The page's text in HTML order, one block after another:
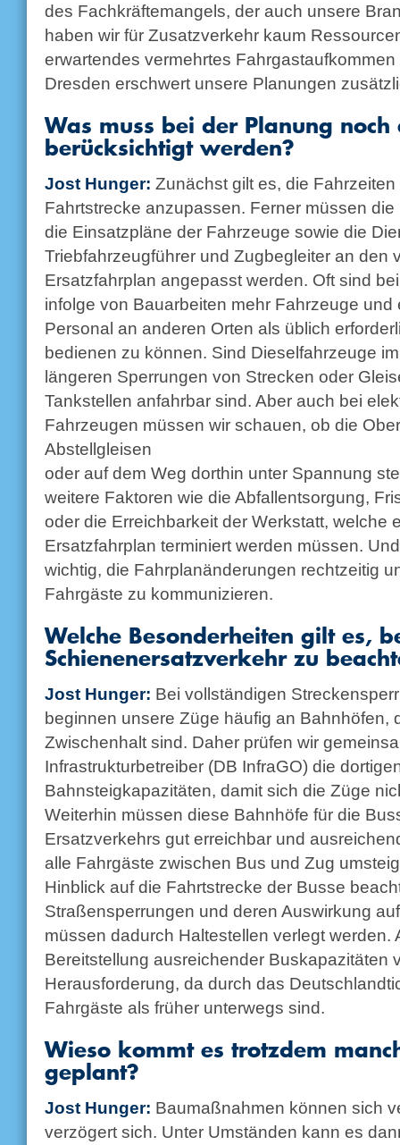
des Fachkräftemangels, der auch unsere
haben wir für Zusatzverkehr kaum
erwartendes vermehrtes
Dresden erschwert unsere Planungen
Was muss bei der Planung noch
berücksichtigt werden?
Jost Hunger: Zunächst gilt es, die
Fahrtstrecke anzupassen. Ferner müssen
die Einsatzpläne der Fahrzeuge sowie die
Triebfahrzeugführer und Zugbegleiter an den
Ersatzfahrplan angepasst werden. Oft sind
infolge von Bauarbeiten mehr Fahrzeuge
Personal an anderen Orten als üblich
bedienen zu können. Sind Dieselfahrzeuge
längeren Sperrungen von Strecken oder
Tankstellen anfahrbar sind. Aber auch bei
Fahrzeugen müssen wir schauen, ob die
Abstellgleisen
oder auf dem Weg dorthin unter Spannung
weitere Faktoren wie die Abfallentsorgung,
oder die Erreichbarkeit der Werkstatt, welche
Ersatzfahrplan terminiert werden müssen.
wichtig, die Fahrplanänderungen rechtzeitig
Fahrgäste zu kommunizieren.
Welche Besonderheiten gilt es,
Schienenersatzverkehr zu
Jost Hunger: Bei vollständigen
beginnen unsere Züge häufig an Bahnhöfen,
Zwischenhalt sind. Daher prüfen wir
Infrastrukturbetreiber (DB InfraGO) die
Bahnsteigkapazitäten, damit sich die Züge
Weiterhin müssen diese Bahnhöfe für die
Ersatzverkehrs gut erreichbar und
alle Fahrgäste zwischen Bus und Zug
Hinblick auf die Fahrtstrecke der Busse
Straßensperrungen und deren Auswirkung
müssen dadurch Haltestellen verlegt werden.
Bereitstellung ausreichender Buskapazitäten
Herausforderung, da durch das
Fahrgäste als früher unterwegs sind.
Wieso kommt es trotzdem
geplant?
Jost Hunger: Baumaßnahmen können sich
verzögert sich. Unter Umständen kann es